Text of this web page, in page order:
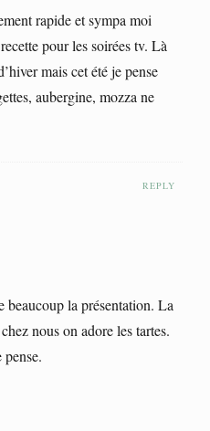
rapide et sympa moi
pour les soirées tv. Là
mais cet été je pense
aubergine, mozza ne
REPLY
beaucoup la présentation. La
nous on adore les tartes.
pense.